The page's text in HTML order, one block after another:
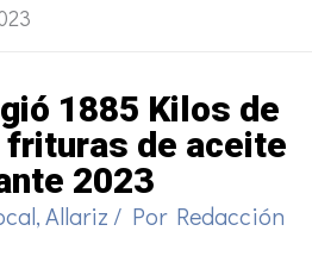
1885 Kilos de
de aceite
2023
,Allariz / Por Redacción